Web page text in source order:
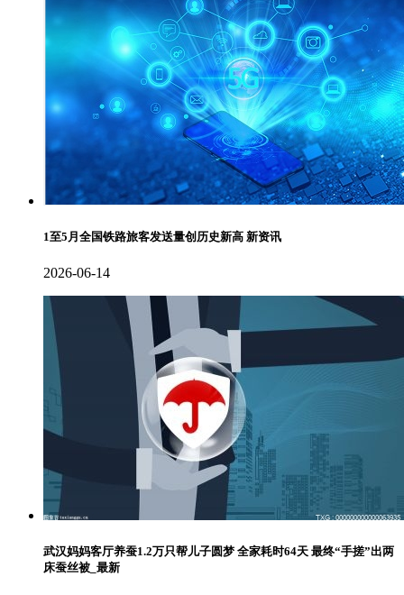
1至5月全国铁路旅客发送量创历史新高 新资讯
2026-06-14
武汉妈妈客厅养蚕1.2万只帮儿子圆梦 全家耗时64天 最终“手搓”出两
床蚕丝被_最新